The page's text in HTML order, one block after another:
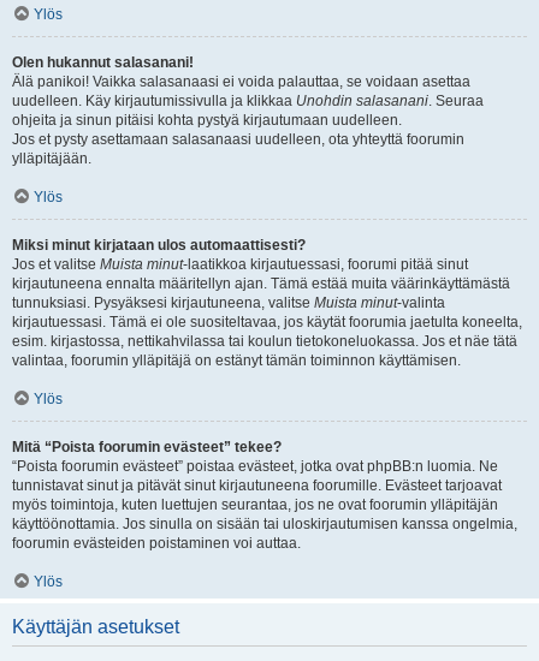
Ylös
Olen hukannut salasanani!
Älä panikoi! Vaikka salasanaasi ei voida palauttaa, se voidaan asettaa
uudelleen. Käy kirjautumissivulla ja klikkaa Unohdin salasanani. Seuraa
ohjeita ja sinun pitäisi kohta pystyä kirjautumaan uudelleen.
Jos et pysty asettamaan salasanaasi uudelleen, ota yhteyttä foorumin
ylläpitäjään.
Ylös
Miksi minut kirjataan ulos automaattisesti?
Jos et valitse Muista minut-laatikkoa kirjautuessasi, foorumi pitää sinut
kirjautuneena ennalta määritellyn ajan. Tämä estää muita väärinkäyttämästä
tunnuksiasi. Pysyäksesi kirjautuneena, valitse Muista minut-valinta
kirjautuessasi. Tämä ei ole suositeltavaa, jos käytät foorumia jaetulta koneelta,
esim. kirjastossa, nettikahvilassa tai koulun tietokoneluokassa. Jos et näe tätä
valintaa, foorumin ylläpitäjä on estänyt tämän toiminnon käyttämisen.
Ylös
Mitä “Poista foorumin evästeet” tekee?
“Poista foorumin evästeet” poistaa evästeet, jotka ovat phpBB:n luomia. Ne
tunnistavat sinut ja pitävät sinut kirjautuneena foorumille. Evästeet tarjoavat
myös toimintoja, kuten luettujen seurantaa, jos ne ovat foorumin ylläpitäjän
käyttöönottamia. Jos sinulla on sisään tai uloskirjautumisen kanssa ongelmia,
foorumin evästeiden poistaminen voi auttaa.
Ylös
Käyttäjän asetukset